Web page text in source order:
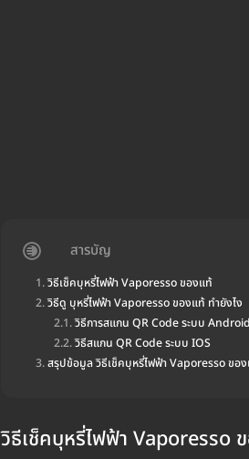
สารบัญ
วิธีเช็คบุหรี่ไฟฟ้า Vaporesso ของแท้
วิธีดู บุหรี่ไฟฟ้า Vaporesso ของแท้ ทำยังไง
วิธีการสแกน QR Code ระบบ Android
วิธีสแกน QR Code ระบบ IOS
สรุปข้อมูล วิธีเช็คบุหรี่ไฟฟ้า Vaporesso ขอ
วิธีเช็คบุหรี่ไฟฟ้า Vaporesso